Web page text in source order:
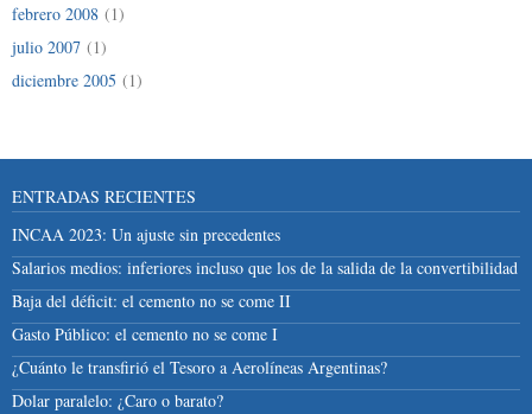
febrero 2008 (1)
julio 2007 (1)
diciembre 2005 (1)
ENTRADAS RECIENTES
INCAA 2023: Un ajuste sin precedentes
Salarios medios: inferiores incluso que los de la salida de la convertibilidad
Baja del déficit: el cemento no se come II
Gasto Público: el cemento no se come I
¿Cuánto le transfirió el Tesoro a Aerolíneas Argentinas?
Dolar paralelo: ¿Caro o barato?